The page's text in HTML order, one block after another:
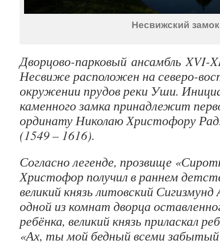
Несвижский
Дворцово-парковый ансамбль XVI-
Несвиже расположен на северо-
окружении прудов реки Уши.
каменного замка принадлежит
ординату Николаю Христофору
(1549 – 1616).
Согласно легенде, прозвище
Христофор получил в раннем
великий князь литовский
одной из комнат дворца
ребёнка, великий князь приласкал
«Ах, ты мой бедный всеми